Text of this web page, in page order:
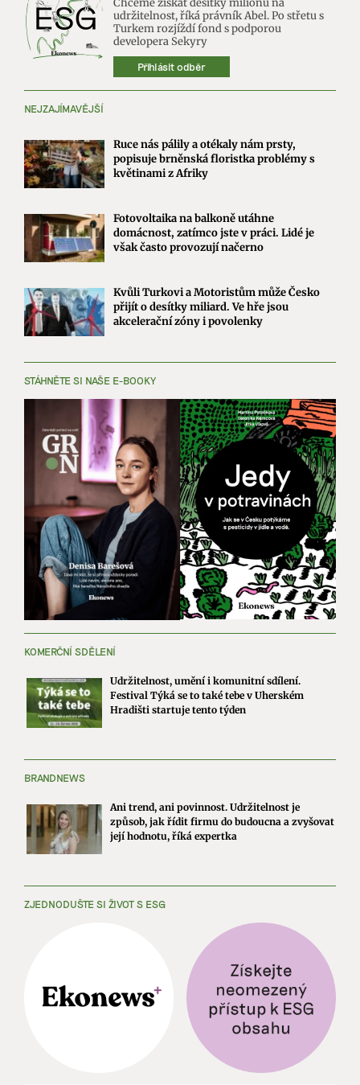
udržitelnost, říká právník Abel. Po střetu s
Turkem rozjíždí fond s podporou
developera Sekyry
Přihlásit odběr
NEJZAJÍMAVĚJŠÍ
Ruce nás pálily a otékaly nám prsty,
popisuje brněnská floristka problémy s
květinami z Afriky
Fotovoltaika na balkoně utáhne
domácnost, zatímco jste v práci. Lidé je
však často provozují načerno
Kvůli Turkovi a Motoristům může Česko
přijít o desítky miliard. Ve hře jsou
akcelerační zóny i povolenky
STÁHNĚTE SI NAŠE E-BOOKY
KOMERČNÍ SDĚLENÍ
Udržitelnost, umění i komunitní sdílení.
Festival Týká se to také tebe v Uherském
Hradišti startuje tento týden
BRANDNEWS
Ani trend, ani povinnost. Udržitelnost je
způsob, jak řídit firmu do budoucna a zvyšovat
její hodnotu, říká expertka
ZJEDNODUŠTE SI ŽIVOT S ESG